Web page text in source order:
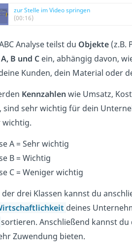
zur Stelle im Video springen
(00:16)
Analyse teilst du Objekte (z.B.
B und C ein, abhängig davon,
Kunden, dein Material oder
Kennzahlen wie Umsatz,
sind sehr wichtig für dein
wichtig.
A = Sehr wichtig
B = Wichtig
C = Weniger wichtig
der drei Klassen kannst du
deines
sortieren. Anschließend kannst du
Zuwendung bieten.